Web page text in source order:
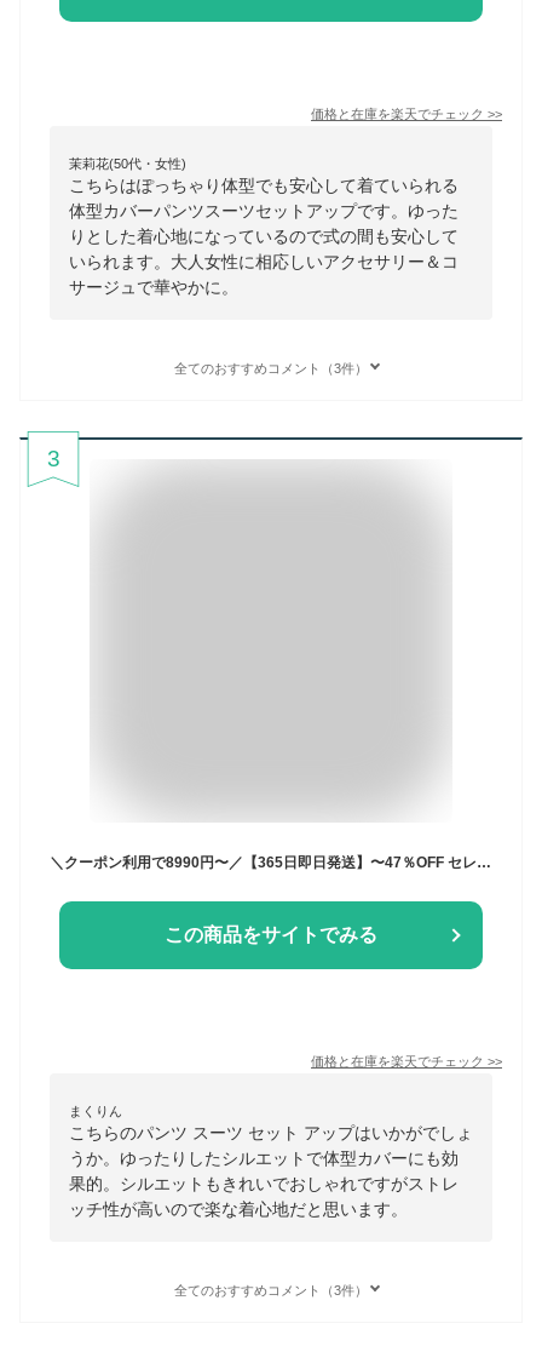
価格と在庫を楽天でチェック >>
茉莉花(50代・女性)
こちらはぽっちゃり体型でも安心して着ていられる
体型カバーパンツスーツセットアップです。ゆった
りとした着心地になっているので式の間も安心して
いられます。大人女性に相応しいアクセサリー＆コ
サージュで華やかに。
全てのおすすめコメント（3件）
3
＼クーポン利用で8990円〜／【365日即日発送】〜47％OFF セレモニースーツ 入学式 ママスーツ 卒業式 母親 パンツ セットアップ 入園式 卒園式 お宮参り 七五三 レディース フォーマル 黒 ネイビー カジュアル おしゃれ コーデ かっこいい 試着チケット対象
この商品をサイトでみる
価格と在庫を楽天でチェック >>
まくりん
こちらのパンツ スーツ セット アップはいかがでしょ
うか。ゆったりしたシルエットで体型カバーにも効
果的。シルエットもきれいでおしゃれですがストレ
ッチ性が高いので楽な着心地だと思います。
全てのおすすめコメント（3件）